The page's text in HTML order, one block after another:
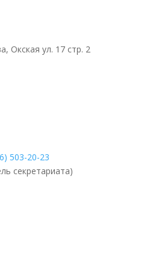
Окская ул. 17 стр. 2
503-20-23
секретариата)